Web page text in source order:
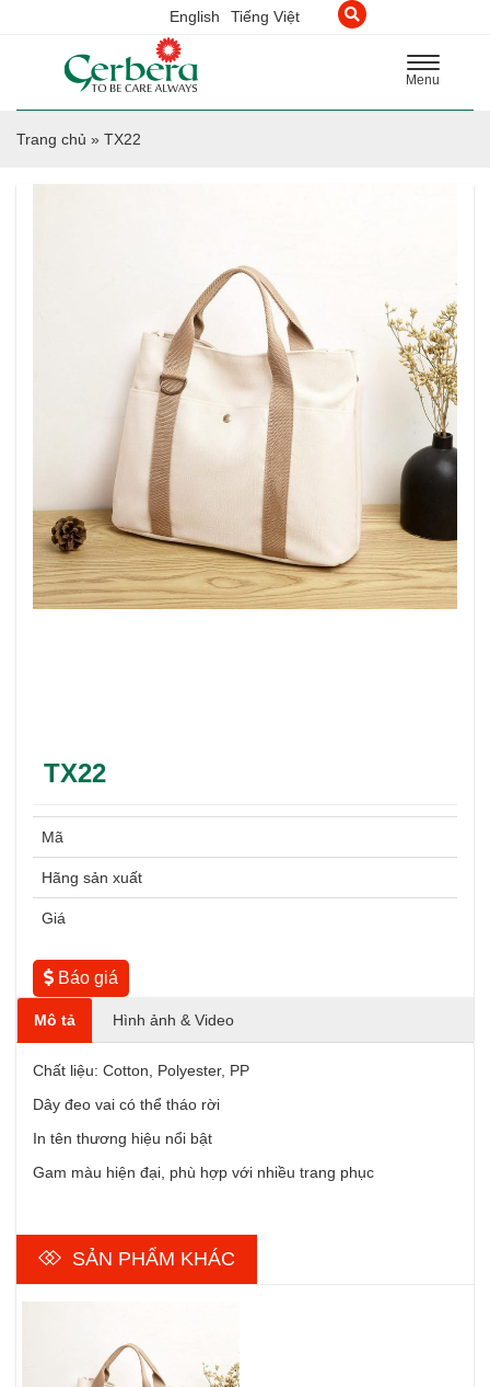
English Tiếng Việt
Toggle
navigation
Menu
Trang chủ » TX22
TX22
Mã
Hãng sản xuất
Giá
Báo giá
Mô tả Hình ảnh & Video
Chất liệu: Cotton, Polyester, PP
Dây đeo vai có thể tháo rời
In tên thương hiệu nổi bật
Gam màu hiện đại, phù hợp với nhiều trang phục
SẢN PHẨM KHÁC